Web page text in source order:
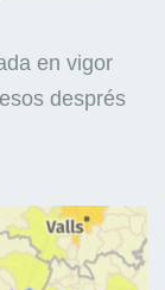
en vigor
després